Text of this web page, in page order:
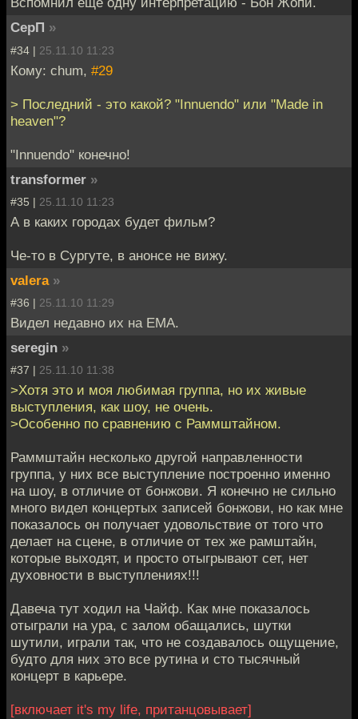
СерП »
#34 | 25.11.10 11:23
Кому: chum, #29
> Последний - это какой? "Innuendo" или "Made in
heaven"?
"Innuendo" конечно!
transformer »
#35 | 25.11.10 11:23
А в каких городах будет фильм?
Че-то в Сургуте, в анонсе не вижу.
valera »
#36 | 25.11.10 11:29
Видел недавно их на ЕМА.
seregin »
#37 | 25.11.10 11:38
>Хотя это и моя любимая группа, но их живые
выступления, как шоу, не очень.
>Особенно по сравнению с Раммштайном.
Раммштайн несколько другой направленности
группа, у них все выступление построенно именно
на шоу, в отличие от бонжови. Я конечно не сильно
много видел концертых записей бонжови, но как мне
показалось он получает удовольствие от того что
делает на сцене, в отличие от тех же рамштайн,
которые выходят, и просто отыгрывают сет, нет
духовности в выступлениях!!!
Давеча тут ходил на Чайф. Как мне показалось
отыграли на ура, с залом обащались, шутки
шутили, играли так, что не создавалось ощущение,
будто для них это все рутина и сто тысячный
концерт в карьере.
[включает it's my life, пританцовывает]